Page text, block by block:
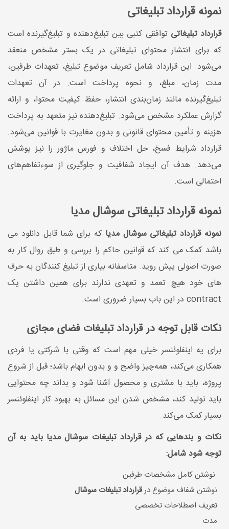
نمونه قرارداد تبلیغاتی
قرارداد تبلیغاتی توافقی کتبی بین تبلیغ‌دهنده و تبلیغ‌گیرنده است
که برای انتشار محتوای تبلیغاتی در یک بستر مشخص منعقد
می‌شود. این قرارداد شامل تعریف موضوع تبلیغ، تعهدات طرفین،
مدت زمان، مبلغ، و نحوه پرداخت است. در آن تعهدات
تبلیغ‌گیرنده مانند زمان‌بندی انتشار، حفظ کیفیت محتوا، و ارائه
گزارش عملکرد مشخص می‌شود. تبلیغ‌دهنده نیز متعهد به پرداخت
هزینه و تأمین محتوای قانونی و بدون مغایرت با قوانین می‌شود.
قرارداد شرایط فسخ، حل اختلاف و فورس ماژور را نیز پوشش
می‌دهد. هدف آن ایجاد شفافیت و جلوگیری از سوءتفاهم‌های
احتمالی است.
نمونه قرارداد تبلیغاتی سوشال مدیا
نمونه قرارداد تبلیغاتی سوشال مدیا که برای شما قابل دانلود می
باشد کمک می کند که قوانین حاکم را بررسی و طبق روال کار به
صورت اصولی پیش روید. متاسفانه بیاری از تبلیغ کنندگان به حرف
های خود هیچ تعمد و تعهدی ندارند برای همین داشتن یک
contract در این باب بسیار ضروری است.
نکات قابل توجه در قرارداد تبلیغات فضای مجازی
برای یه اینفلوئنسر خیلی مهم است که وقتی با شرکتی یا فردی
همکاری می‌کند، همه‌چیز واضح و و بدون ابهام باشد؛ قبل از شروع
پروژه، باید با مشتری و محصول آشنا شود و بداند چه محتوایی
باید تولید کند، مشخص شدن این مسائل به بهبود کار اینفلوئنسر
بسیار کمک می‌کند.
نکات و بندهایی که در قرارداد تبلیغات سوشال مدیا باید به آن
توجه شود شامل:
نوشتن کامل مشخصات طرفین
نوشتن شفاف موضوع درقرارداد تبلیغات سوشال
تعریف اصطلاحات تخصصی
مدت